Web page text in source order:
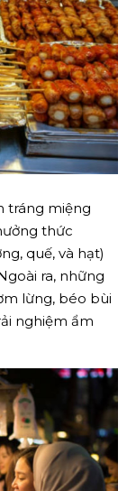
tráng miệng
thức
quế, và hạt)
ra, những
lừng, béo bùi
nghiệm ẩm